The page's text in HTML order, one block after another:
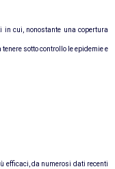
in cui, nonostante una copertura
sotto controllo le epidemie e
efficaci, da numerosi dati recenti